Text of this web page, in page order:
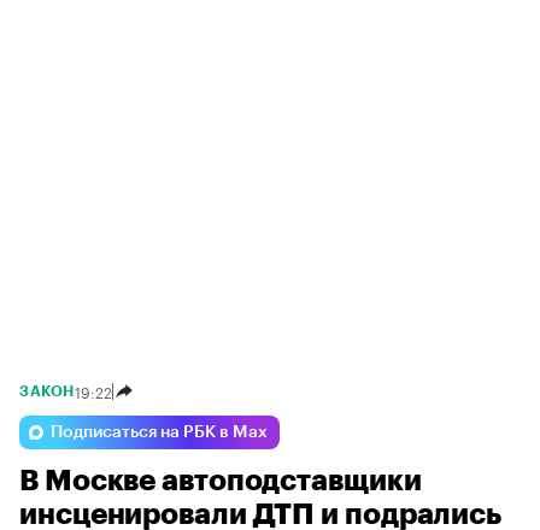
ЗАКОН 19:22
Подписаться на РБК в Max
В Москве автоподставщики
инсценировали ДТП и подрались